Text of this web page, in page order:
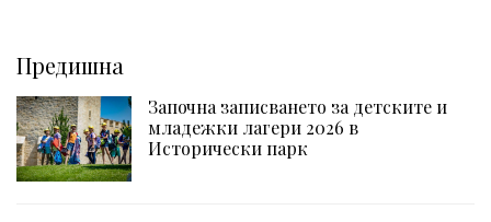
Предишна
Започна записването за детските и
младежки лагери 2026 в
Исторически парк